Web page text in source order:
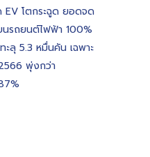
EV โตกระฉูด ยอดจด
นรถยนต์ไฟฟ้า 100%
ะลุ 5.3 หมื่นคัน เฉพาะ
พุ่งกว่า